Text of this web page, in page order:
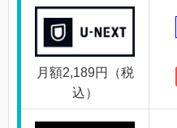
月額2,189円（税
込）